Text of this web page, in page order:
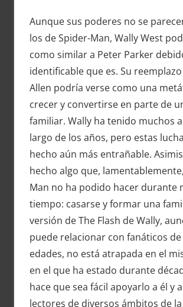
Aunque sus poderes no se
los de Spider-Man, Wally West
como similar a Peter Parker
identificable que es. Su
Allen podría verse como una
crecer y convertirse en parte de
familiar. Wally ha tenido muchos
largo de los años, pero estas
hecho aún más entrañable.
hecho algo que,
Man no ha podido hacer durante
tiempo: casarse y formar una
versión de The Flash de Wally,
puede relacionar con fanáticos
edades, no está atrapada en el
en el que ha estado durante
hace que sea fácil apoyarlo a él y
lectores de diversos ámbitos de